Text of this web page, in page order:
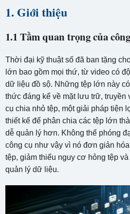
1. Giới thiệu
1.1 Tầm quan trọng của
Thời đại kỹ thuật số đã ban tặng
lớn bao gồm mọi thứ, từ video có
dữ liệu đồ sộ. Những tệp lớn này
thức đáng kể về mặt lưu trữ, truyền
cụ chia nhỏ tệp, một giải pháp tiện
thiết kế để phân chia các tệp lớn
dễ quản lý hơn. Không thể phóng
công cụ như vậy vì nó đơn giản
tệp, giảm thiểu nguy cơ hỏng tệp
quản lý dữ liệu.